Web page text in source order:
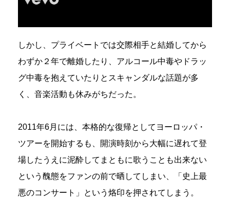
しかし、プライベートでは交際相手と結婚してから
わずか２年で離婚したり、アルコール中毒やドラッ
グ中毒を抱えていたりとスキャンダルな話題が多
く、音楽活動も休みがちだった。
2011年6月には、本格的な復帰としてヨーロッパ・
ツアーを開始するも、開演時刻から大幅に遅れて登
場したうえに泥酔してまともに歌うことも出来ない
という醜態をファンの前で晒してしまい、「史上最
悪のコンサート」という烙印を押されてしまう。